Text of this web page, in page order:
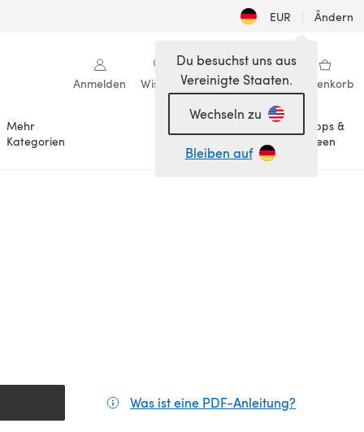
EUR | Ändern
Anmelden Wishlist Meine Bibliothek Warenkorb
Mehr
Kategorien
Anlässe
Tipps &
Ideen
Du besuchst uns aus
Vereinigte Staaten.
Wechseln zu
Bleiben auf
Was ist eine PDF-Anleitung?